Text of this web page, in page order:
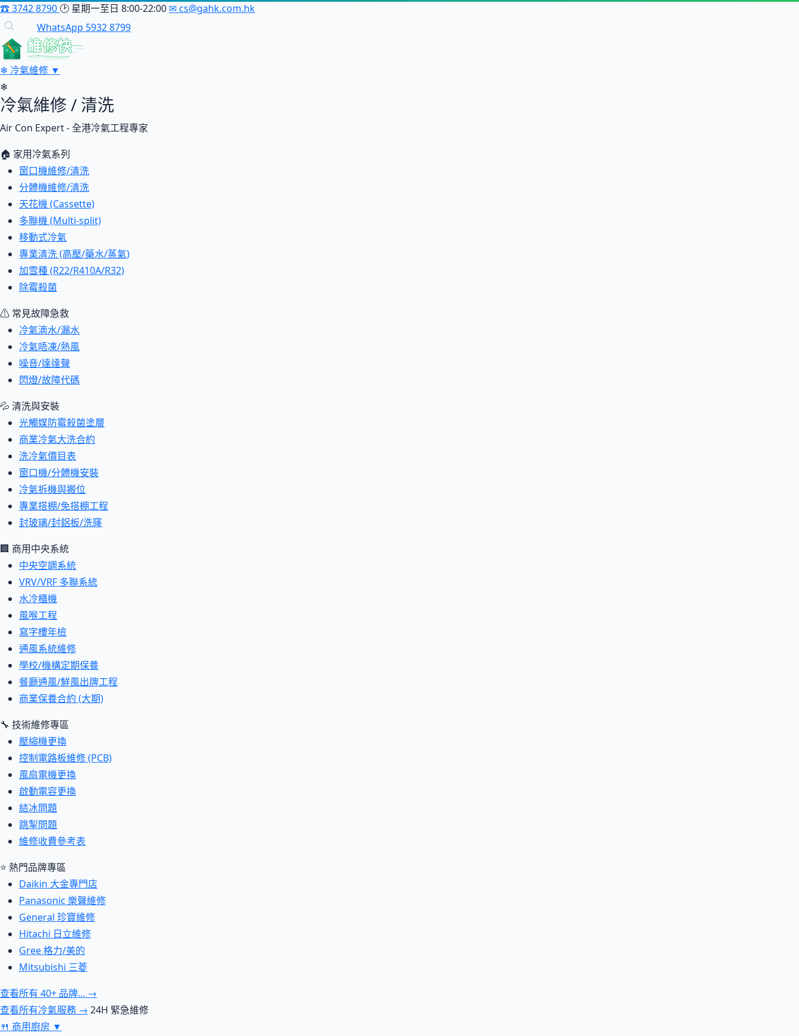
☎3742 8790 🕑 星期一至日 8:00-22:00 ✉cs@gahk.com.hk
WhatsApp 5932 8799
維修快
❄ 冷氣維修 ▼
❄
冷氣維修 / 清洗
Air Con Expert - 全港冷氣工程專家
🏠 家用冷氣系列
窗口機維修/清洗
分體機維修/清洗
天花機 (Cassette)
多聯機 (Multi-split)
移動式冷氣
專業清洗 (高壓/藥水/蒸氣)
加雪種 (R22/R410A/R32)
除霉殺菌
⚠ 常見故障急救
冷氣滴水/漏水
冷氣唔凍/熱風
噪音/達達聲
閃燈/故障代碼
💦 清洗與安裝
光觸媒防霉殺菌塗層
商業冷氣大洗合約
洗冷氣價目表
窗口機/分體機安裝
冷氣拆機與搬位
專業搭棚/免搭棚工程
封玻璃/封鋁板/洗窿
🏢 商用中央系統
中央空調系統
VRV/VRF 多聯系統
水冷櫃機
風喉工程
寫字樓年檢
通風系統維修
學校/機構定期保養
餐廳通風/鮮風出牌工程
商業保養合約 (大期)
🔧 技術維修專區
壓縮機更換
控制電路板維修 (PCB)
風扇電機更換
啟動電容更換
結冰問題
跳掣問題
維修收費參考表
⭐ 熱門品牌專區
Daikin 大金專門店
Panasonic 樂聲維修
General 珍寶維修
Hitachi 日立維修
Gree 格力/美的
Mitsubishi 三菱
查看所有 40+ 品牌... →
查看所有冷氣服務 → 24H 緊急維修
🍴 商用廚房 ▼